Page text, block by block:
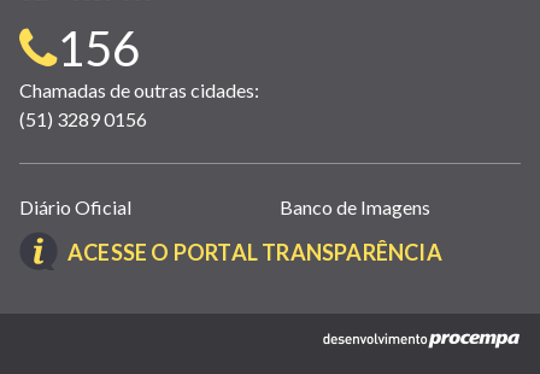
Telefone
para
contato:
156
Chamadas de outras cidades:
(51) 3289 0156
Links
úteis
(abrem
nova
Diário Oficial Banco de Imagens
ACESSE O PORTAL TRANSPARÊNCIA(LINK
EM
NOVA